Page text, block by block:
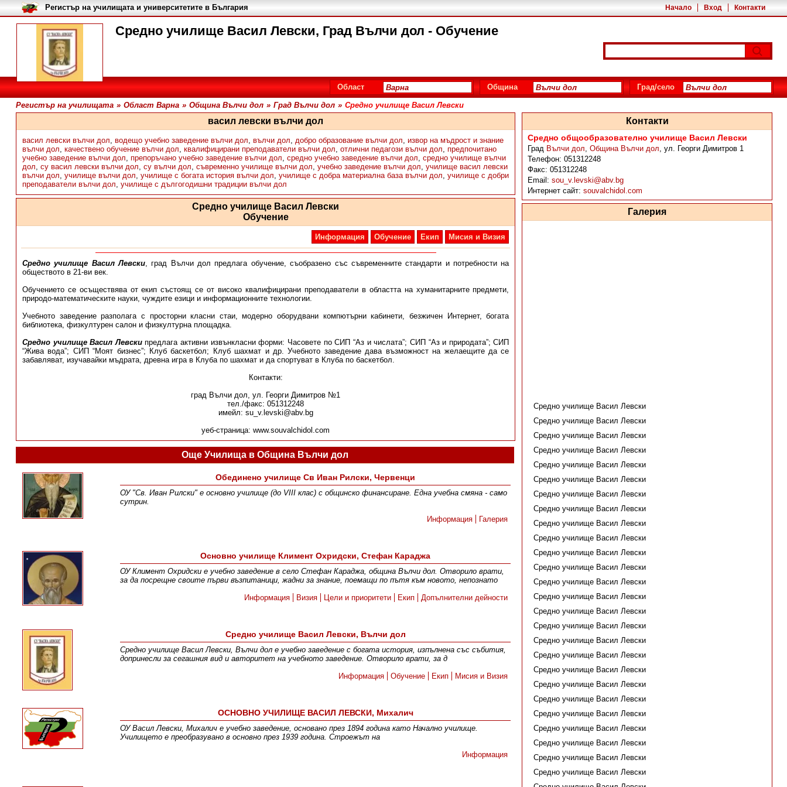
Средно училище Васил Левски, Град Вълчи дол - Обучение
Начало Вход Контакти
Регистър на училищата и университетите в България
Област Община Град/село
Регистър на училищата » Област Варна » Община Вълчи дол » Град Вълчи дол » Средно училище Васил Левски
васил левски вълчи дол
васил левски вълчи дол, водещо учебно заведение вълчи дол, вълчи дол, добро образование вълчи дол, извор на мъдрост и знание
вълчи дол, качествено обучение вълчи дол, квалифицирани преподаватели вълчи дол, отлични педагози вълчи дол, предпочитано
учебно заведение вълчи дол, препоръчано учебно заведение вълчи дол, средно учебно заведение вълчи дол, средно училище вълчи
дол, су васил левски вълчи дол, су вълчи дол, съвременно училище вълчи дол, учебно заведение вълчи дол, училище васил левски
вълчи дол, училище вълчи дол, училище с богата история вълчи дол, училище с добра материална база вълчи дол, училище с добри
преподаватели вълчи дол, училище с дългогодишни традиции вълчи дол
Средно училище Васил Левски
Обучение
Информация Обучение Екип Мисия и Визия
Средно училище Васил Левски, град Вълчи дол предлага обучение, съобразено със съвременните стандарти и потребности на
обществото в 21-ви век.
Обучението се осъществява от екип състоящ се от високо квалифицирани преподаватели в областта на хуманитарните предмети,
природо-математическите науки, чуждите езици и информационните технологии.
Учебното заведение разполага с просторни класни стаи, модерно оборудвани компютърни кабинети, безжичен Интернет, богата
библиотека, физкултурен салон и физкултурна площадка.
Средно училище Васил Левскипредлага активни извънкласни форми: Часовете по СИП “Аз и числата”; СИП “Аз и природата”; СИП
“Жива вода”; СИП “Моят бизнес”; Клуб баскетбол; Клуб шахмат и др. Учебното заведение дава възможност на желаещите да се
забавляват, изучавайки мъдрата, древна игра в Клуба по шахмат и да спортуват в Клуба по баскетбол.
Контакти:
град Вълчи дол, ул. Георги Димитров №1
тел./факс: 051312248
имейл: su_v.levski@abv.bg
уеб-страница: www.souvalchidol.com
Контакти
Средно общообразователно училище Васил Левски
Град Вълчи дол, Община Вълчи дол, ул. Георги Димитров 1
Телефон: 051312248
Факс: 051312248
Email: sou_v.levski@abv.bg
Интернет сайт: souvalchidol.com
Галерия
Средно училище Васил Левски
Средно училище Васил Левски
Средно училище Васил Левски
Средно училище Васил Левски
Средно училище Васил Левски
Средно училище Васил Левски
Средно училище Васил Левски
Средно училище Васил Левски
Средно училище Васил Левски
Средно училище Васил Левски
Средно училище Васил Левски
Средно училище Васил Левски
Средно училище Васил Левски
Средно училище Васил Левски
Средно училище Васил Левски
Средно училище Васил Левски
Средно училище Васил Левски
Средно училище Васил Левски
Средно училище Васил Левски
Средно училище Васил Левски
Средно училище Васил Левски
Средно училище Васил Левски
Средно училище Васил Левски
Средно училище Васил Левски
Средно училище Васил Левски
Средно училище Васил Левски
Още Училища в Община Вълчи дол
Обединено училище Св Иван Рилски, Червенци
ОУ "Св. Иван Рилски" е основно училище (до VІІІ клас) с общинско финансиране. Една учебна смяна - само
сутрин .
Информация
Галерия
Основно училище Климент Охридски, Стефан Караджа
ОУ Климент Охридски е учебно заведение в село Стефан Караджа, община Вълчи дол. Отворило врати,
за да посрещне своите първи възпитаници, жадни за знание, поемащи по пътя към новото, непознато
Информация
Визия Цели и приоритети Екип Допълнителни дейности
Средно училище Васил Левски, Вълчи дол
Средно училище Васил Левски, Вълчи дол е учебно заведение с богата история, изпълнена със събития,
допринесли за сегашния вид и авторитет на учебното заведение. Отворило врати, за д
Информация
Обучение Екип Мисия и Визия
ОСНОВНО УЧИЛИЩЕ ВАСИЛ ЛЕВСКИ, Михалич
ОУ Васил Левски, Михалич е учебно заведение, основано през 1894 година като Начално училище.
Училището е преобразувано в основно през 1939 година. Строежът на
Информация